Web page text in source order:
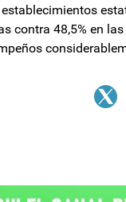
contra 48,5% en